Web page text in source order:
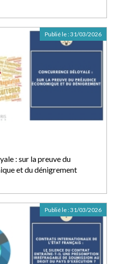
: sur la preuve du
et du dénigrement
Publié le :31/03/2026
Publié le :31/03/2026